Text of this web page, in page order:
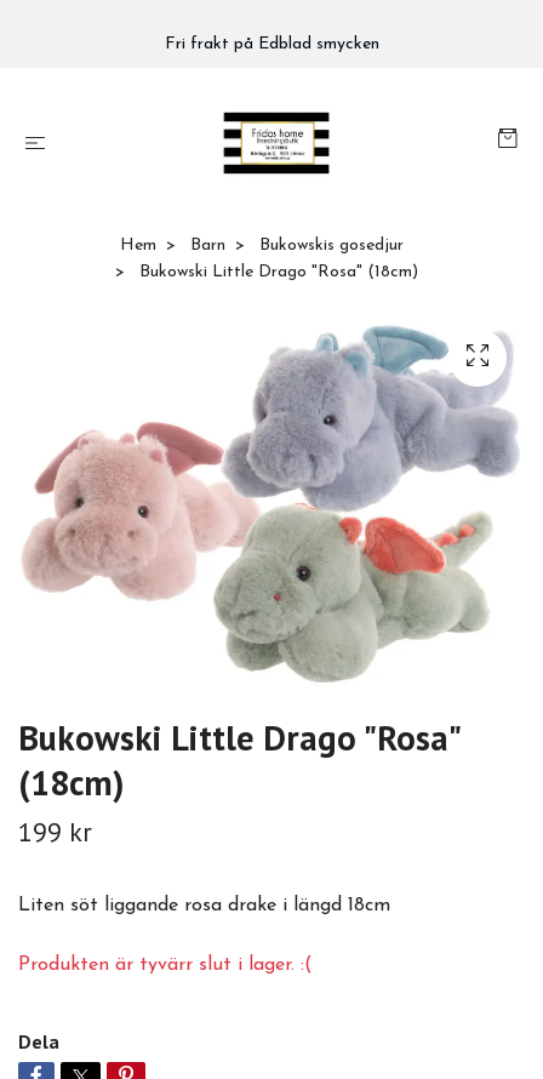
Fri frakt på Edblad smycken
Hem Barn
Bukowskis gosedjur
Bukowski Little Drago "Rosa" (18cm)
Bukowski Little Drago "Rosa"
(18cm)
199 kr
Liten söt liggande rosa drake i längd 18cm
Produkten är tyvärr slut i lager. :(
Dela